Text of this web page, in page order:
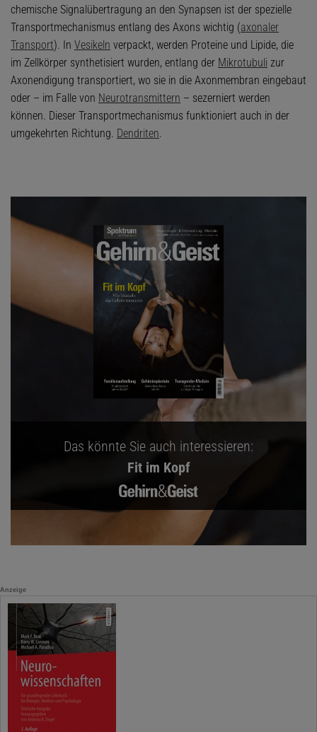
chemische Signalübertragung an den Synapsen ist der spezielle
Transportmechanismus entlang des Axons wichtig (axonaler
Transport). In Vesikeln verpackt, werden Proteine und Lipide, die
im Zellkörper synthetisiert wurden, entlang der Mikrotubuli zur
Axonendigung transportiert, wo sie in die Axonmembran eingebaut
oder – im Falle von Neurotransmittern – sezerniert werden
können. Dieser Transportmechanismus funktioniert auch in der
umgekehrten Richtung. Dendriten.
Das könnte Sie auch interessieren:
Fit im Kopf
Anzeige